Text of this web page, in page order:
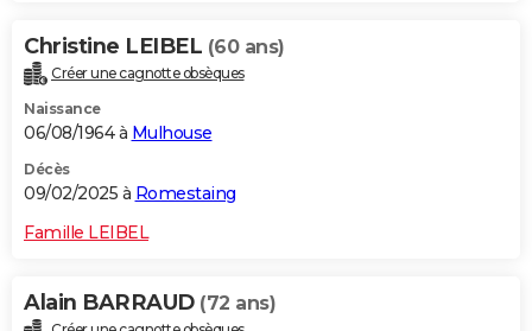
Christine LEIBEL (60 ans)
Créer une cagnotte obsèques
Naissance
06/08/1964 à Mulhouse
Décès
09/02/2025 à Romestaing
Famille LEIBEL
Alain BARRAUD (72 ans)